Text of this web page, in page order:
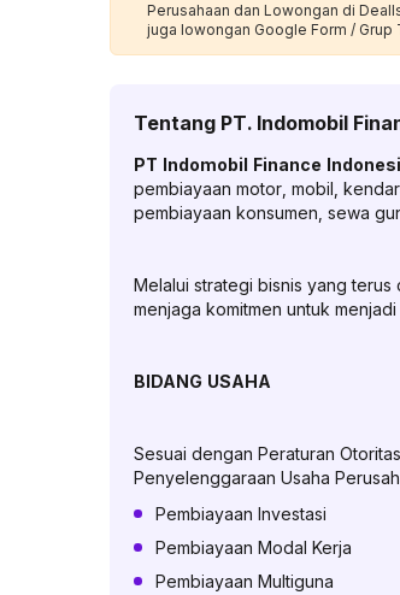
Perusahaan dan Lowongan di
juga lowongan Google Form /
Tentang PT. Indomobil
PT Indomobil Finance
pembiayaan motor, mobil,
pembiayaan konsumen, sewa
Melalui strategi bisnis yang
menjaga komitmen untuk
BIDANG USAHA
Sesuai dengan Peraturan
Penyelenggaraan Usaha
Pembiayaan Investasi
Pembiayaan Modal Kerja
Pembiayaan Multiguna